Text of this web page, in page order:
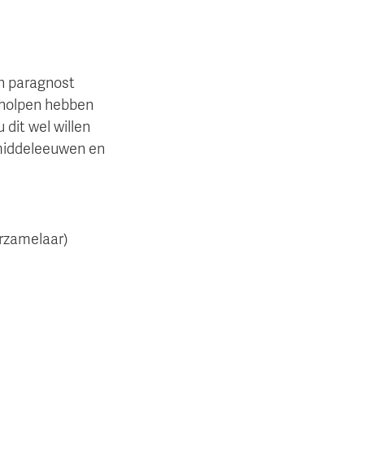
paragnost
hebben
dit wel willen
en